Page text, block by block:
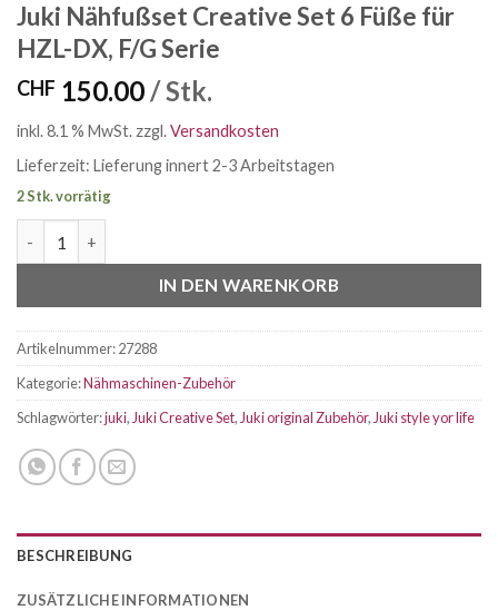
Juki Nähfußset Creative Set 6 Füße für
HZL-DX, F/G Serie
CHF 150.00/ Stk.
inkl. 8.1 % MwSt. zzgl.Versandkosten
Lieferzeit: Lieferung innert 2-3 Arbeitstagen
2 Stk. vorrätig
IN DEN WARENKORB
Artikelnummer:27288
Kategorie:Nähmaschinen-Zubehör
Schlagwörter:juki, Juki Creative Set, Juki original Zubehör, Juki style yor life
BESCHREIBUNG
ZUSÄTZLICHE INFORMATIONEN